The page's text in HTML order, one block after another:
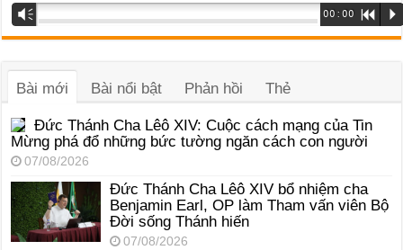
Trình
phát
Vm 00:00 R P
Bài mới Bài nổi bật Phản hồi Thẻ
Đức Thánh Cha Lêô XIV: Cuộc cách mạng của Tin
Mừng phá đổ những bức tường ngăn cách con người
07/08/2026
Đức Thánh Cha Lêô XIV bổ nhiệm cha
Benjamin Earl, OP làm Tham vấn viên Bộ
Đời sống Thánh hiến
07/08/2026